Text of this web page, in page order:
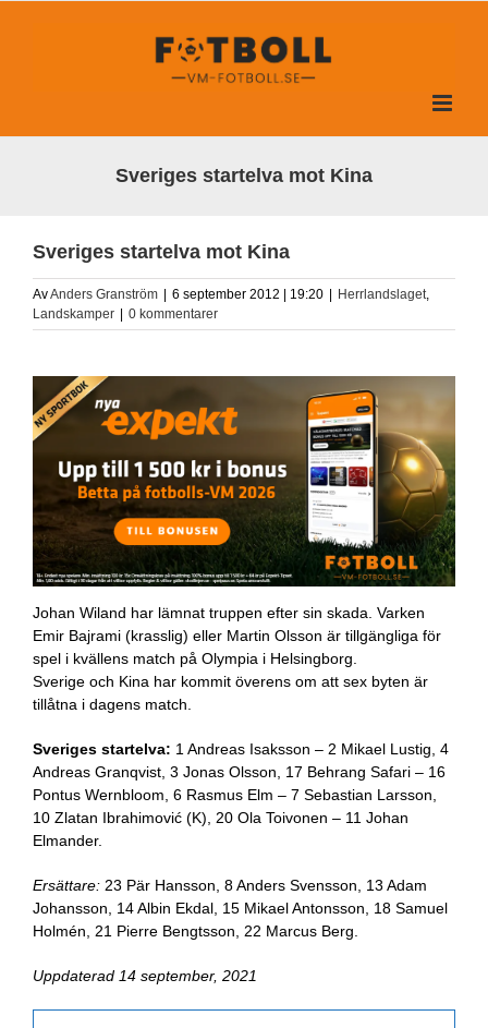
Sveriges startelva mot Kina
Sveriges startelva mot Kina
AvAnders Granström | 6 september 2012 | 19:20 | Herrlandslaget,
Landskamper | 0 kommentarer
Johan Wiland har lämnat truppen efter sin skada. Varken
Emir Bajrami (krasslig) eller Martin Olsson är tillgängliga för
spel i kvällens match på Olympia i Helsingborg.
Sverige och Kina har kommit överens om att sex byten är
tillåtna i dagens match.
Sveriges startelva: 1 Andreas Isaksson – 2 Mikael Lustig, 4
Andreas Granqvist, 3 Jonas Olsson, 17 Behrang Safari – 16
Pontus Wernbloom, 6 Rasmus Elm – 7 Sebastian Larsson,
10 Zlatan Ibrahimović (K), 20 Ola Toivonen – 11 Johan
Elmander.
Ersättare: 23 Pär Hansson, 8 Anders Svensson, 13 Adam
Johansson, 14 Albin Ekdal, 15 Mikael Antonsson, 18 Samuel
Holmén, 21 Pierre Bengtsson, 22 Marcus Berg.
Uppdaterad 14 september, 2021